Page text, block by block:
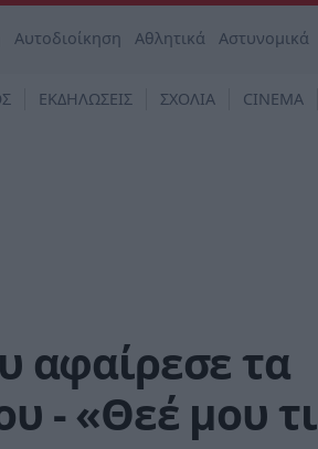
Αυτοδιοίκηση Αθλητικά Αστυνομικά
ΕΚΔΗΛΩΣΕΙΣ ΣΧΟΛΙΑ CINEMA
αφαίρεσε τα
- «Θεέ μου τι